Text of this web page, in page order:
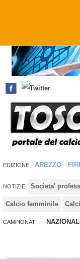
EDIZIONE: AREZZO
NOTIZIE: Societa'
Calcio femminile
CAMPIONATI :